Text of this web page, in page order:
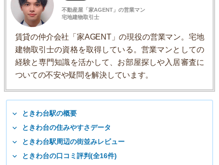
不動産屋「家AGENT」の営業マン
宅地建物取引士
賃貸の仲介会社「家AGENT」の現役の営業マン。宅地
建物取引士の資格を取得している。営業マンとしての
経験と専門知識を活かして、お部屋探しや入居審査に
ついての不安や疑問を解決しています。
ときわ台駅の概要
ときわ台の住みやすさデータ
ときわ台駅周辺の街並みレビュー
ときわ台の口コミ評判(全16件)